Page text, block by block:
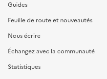
Guides
Feuille de route et nouveautés
Nous écrire
Échangez avec la communauté
Statistiques